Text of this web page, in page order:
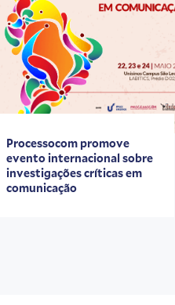
Processocom promove
evento internacional sobre
investigações críticas em
comunicação